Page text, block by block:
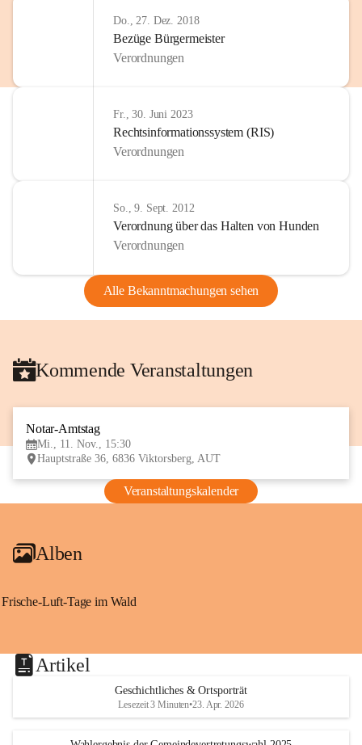
Do., 27. Dez. 2018
Bezüge Bürgermeister
Verordnungen
Fr., 30. Juni 2023
Rechtsinformationssystem (RIS)
Verordnungen
So., 9. Sept. 2012
Verordnung über das Halten von Hunden
Verordnungen
Alle Bekanntmachungen sehen
Kommende Veranstaltungen
Notar-Amtstag
Mi., 11. Nov., 15:30
Hauptstraße 36, 6836 Viktorsberg, AUT
Veranstaltungskalender
Alben
Frische-Luft-Tage im Wald
Artikel
Geschichtliches & Ortsporträt
Lesezeit 3 Minuten•23. Apr. 2026